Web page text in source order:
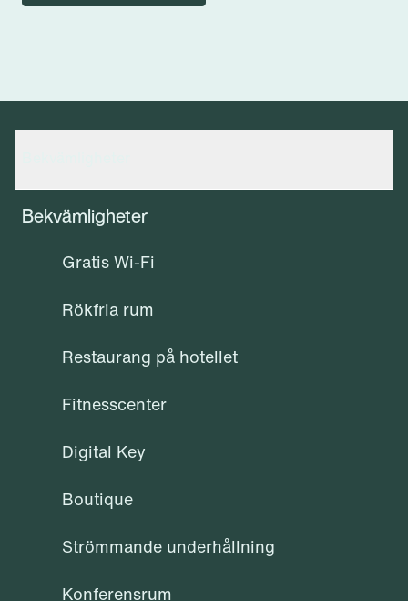
Bekvämligheter
Gratis Wi-Fi
Rökfria rum
Restaurang på hotellet
Fitnesscenter
Digital Key
Boutique
Strömmande underhållning
Konferensrum